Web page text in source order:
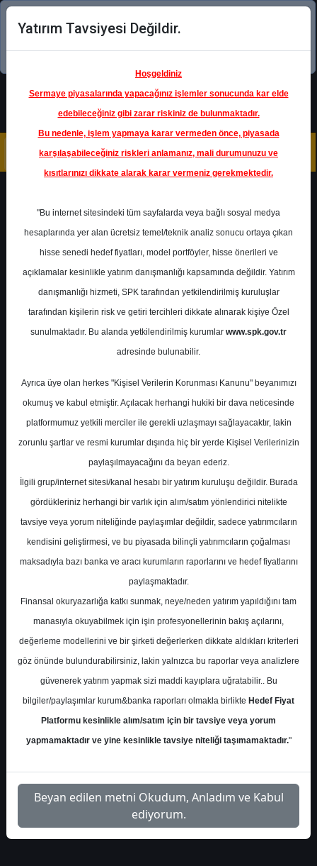
Şimdi uygulamayı indirin!
Ana Sayfa Raporlar
Ak Yatırım
Rapor Detay
DOAS - Hedef Fiyat
Ak Yatırım 11 Kasım 2025
Ak Yatırım, DOAS - Doğuş Otomotiv için
hedef fiyatını 345 TL'den 390 TL'ye revize
ederken 'Endeksin Üzerinde Getiri'
tavsiyesini ise korudu.
S.No Dosya Adı İndir
1
ak-yatirim-doas-hisse-
hedef-fiyat-2026
İlgili
Dosyayı İndir
Yatırım Tavsiyesi Değildir.
Hoşgeldiniz
Sermaye piyasalarında yapacağınız işlemler sonucunda kar elde
edebileceğiniz gibi zarar riskiniz de bulunmaktadır.
Bu nedenle, işlem yapmaya karar vermeden önce, piyasada
karşılaşabileceğiniz riskleri anlamanız, mali durumunuzu ve
kısıtlarınızı dikkate alarak karar vermeniz gerekmektedir.
"Bu internet sitesindeki tüm sayfalarda veya bağlı sosyal medya
hesaplarında yer alan ücretsiz temel/teknik analiz sonucu ortaya çıkan
hisse senedi hedef fiyatları, model portföyler, hisse önerileri ve
açıklamalar kesinlikle yatırım danışmanlığı kapsamında değildir. Yatırım
danışmanlığı hizmeti, SPK tarafından yetkilendirilmiş kuruluşlar
tarafından kişilerin risk ve getiri tercihleri dikkate alınarak kişiye Özel
sunulmaktadır. Bu alanda yetkilendirilmiş kurumlar www.spk.gov.tr
adresinde bulunabilir.
Ayrıca üye olan herkes "Kişisel Verilerin Korunması Kanunu" beyanımızı
okumuş ve kabul etmiştir. Açılacak herhangi hukiki bir dava neticesinde
platformumuz yetkili merciler ile gerekli uzlaşmayı sağlayacaktır, lakin
zorunlu şartlar ve resmi kurumlar dışında hiç bir yerde Kişisel Verilerinizin
paylaşılmayacağını da beyan ederiz.
İlgili grup/internet sitesi/kanal hesabı bir yatırım kuruluşu değildir. Burada
gördükleriniz herhangi bir varlık için alım/satım yönlendirici nitelikte
tavsiye veya yorum niteliğinde paylaşımlar değildir, sadece yatırımcıların
kendisini geliştirmesi, ve bu piyasada bilinçli yatırımcıların çoğalması
maksadıyla bazı banka ve aracı kurumların raporlarını ve hedef fiyatlarını
paylaşmaktadır.
Finansal okuryazarlığa katkı sunmak, neye/neden yatırım yapıldığını tam
manasıyla okuyabilmek için işin profesyonellerinin bakış açılarını,
değerleme modellerini ve bir şirketi değerlerken dikkate aldıkları kriterleri
göz önünde bulundurabilirsiniz, lakin yalnızca bu raporlar veya analizlere
güvenerek yatırım yapmak sizi maddi kayıplara uğratabilir.. Bu
bilgiler/paylaşımlar kurum&banka raporları olmakla birlikte Hedef Fiyat
Platformu kesinlikle alım/satım için bir tavsiye veya yorum
yapmamaktadır ve yine kesinlikle tavsiye niteliği taşımamaktadır."
Beyan edilen metni Okudum, Anladım ve Kabul
ediyorum.